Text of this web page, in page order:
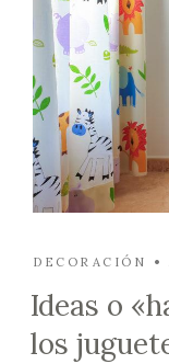
DECORACIÓN
Ideas o
los